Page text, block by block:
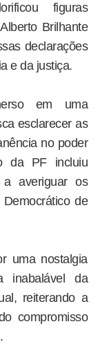
figuras
Brilhante
declarações
e da justiça.
em uma
esclarecer as
no poder
da PF incluiu
a averiguar os
de
uma nostalgia
inabalável da
reiterando a
compromisso